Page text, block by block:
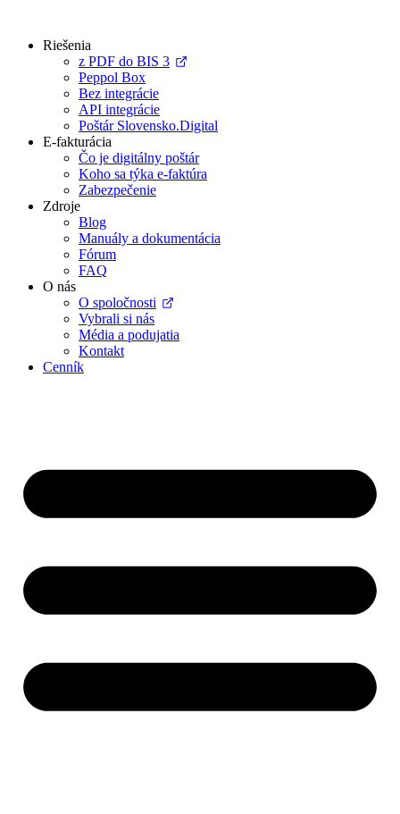
obsah
Riešenia
z PDF do BIS 3
Peppol Box
Bez integrácie
API integrácie
Poštár Slovensko.Digital
E-fakturácia
Čo je digitálny poštár
Koho sa týka e-faktúra
Zabezpečenie
Zdroje
Blog
Manuály a dokumentácia
Fórum
FAQ
O nás
O spoločnosti
Vybrali si nás
Média a podujatia
Kontakt
Cenník